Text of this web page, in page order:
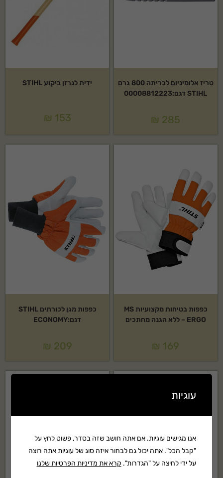
טריז אלומיניום לכריתה 800 גרם
STIHL דגם:00008812223
₪ 285
ידית לגרזן ביקוע STIHL
₪ 153
כפפות בטיחות מקצועיות MS
ERGO – ללא הגנה מחתכים
₪ 169
כפפות מגן לכורתים STIHL
דגם:ECONOMY
₪ 209
עוגיות
אנו מגישים עוגיות. אם אתה חושב שזה בסדר, פשוט לחץ על
"קבל הכל". אתה יכול גם לבחור איזה סוג של עוגיות אתה רוצה
על ידי לחיצה על "הגדרות". קרא את מדיניות הפרטיות שלנו